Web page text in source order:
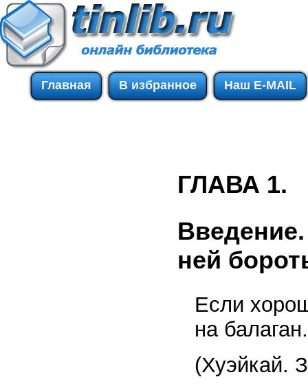
Главная В избранное Наш E-MAIL
ГЛАВА 1.
Введение.
ней
Если
на балаган.
(Хуэйкай.